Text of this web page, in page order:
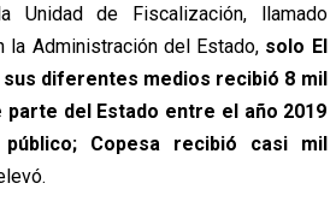
Unidad de Fiscalización, llamado
la Administración del Estado, solo El
diferentes medios recibió 8 mil
del Estado entre el año 2019
Copesa recibió casi mil